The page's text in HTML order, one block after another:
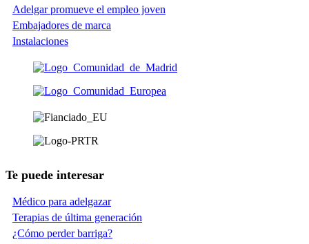
Adelgar promueve el empleo joven
Embajadores de marca
Instalaciones
Te puede interesar
Médico para adelgazar
Terapias de última generación
¿Cómo perder barriga?